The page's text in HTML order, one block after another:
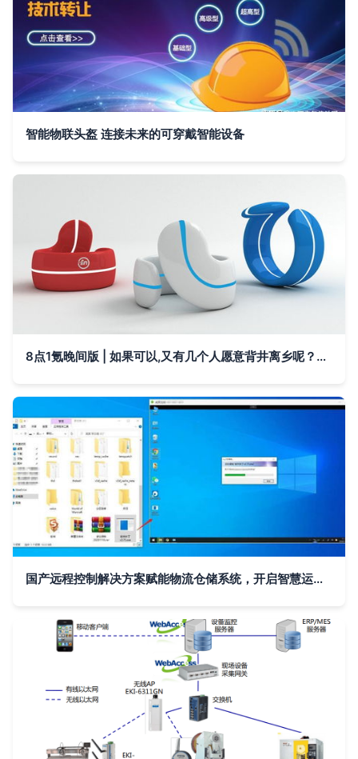
智能物联头盔 连接未来的可穿戴智能设备
8点1氪晚间版 | 如果可以,又有几个人愿意背井离乡呢？其他智能设备的故事
国产远程控制解决方案赋能物流仓储系统，开启智慧运维新纪元